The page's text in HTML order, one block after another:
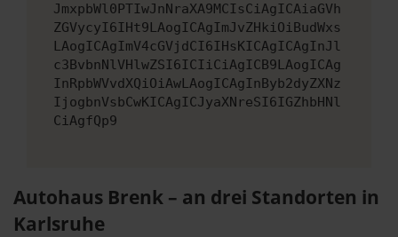
JmxpbWl0PTIwJnNraXA9MCIsCiAgICAiaGVh
ZGVycyI6IHt9LAogICAgImJvZHkiOiBudWxs
LAogICAgImV4cGVjdCI6IHsKICAgICAgInJl
c3BvbnNlVHlwZSI6ICIiCiAgICB9LAogICAg
InRpbWVvdXQiOiAwLAogICAgInByb2dyZXNz
IjogbnVsbCwKICAgICJyaXNreSI6IGZhbHNl
CiAgfQp9
Autohaus Brenk – an drei Standorten in
Karlsruhe